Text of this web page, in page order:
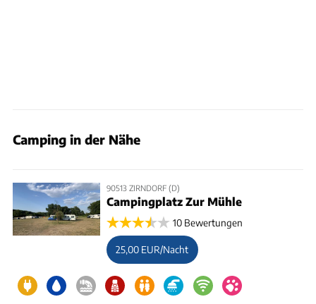
Camping in der Nähe
90513 ZIRNDORF (D)
Campingplatz Zur Mühle
10 Bewertungen
25,00 EUR/Nacht